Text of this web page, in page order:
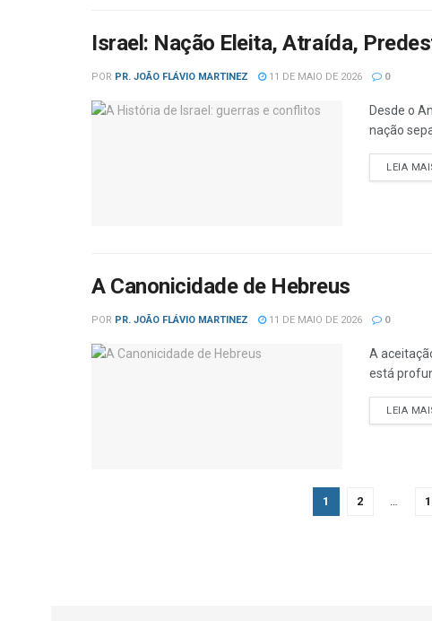
Israel: Nação Eleita, Atraída,
POR PR. JOÃO FLÁVIO MARTINEZ 11 DE MAIO DE 2026 0
Desde o
nação
LEIA
A Canonicidade de Hebreus
POR PR. JOÃO FLÁVIO MARTINEZ 11 DE MAIO DE 2026 0
A
está
LEIA
1 2 …